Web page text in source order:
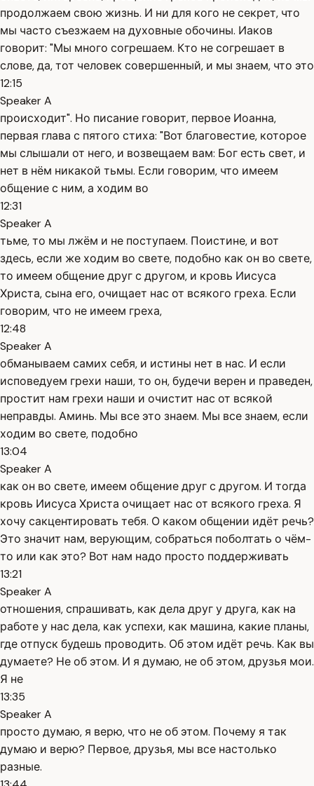
продолжаем свою жизнь. И ни для кого не секрет, что
мы часто съезжаем на духовные обочины. Иаков
говорит: "Мы много согрешаем. Кто не согрешает в
слове, да, тот человек совершенный, и мы знаем, что это
12:15
Speaker A
происходит". Но писание говорит, первое Иоанна,
первая глава с пятого стиха: "Вот благовестие, которое
мы слышали от него, и возвещаем вам: Бог есть свет, и
нет в нём никакой тьмы. Если говорим, что имеем
общение с ним, а ходим во
12:31
Speaker A
тьме, то мы лжём и не поступаем. Поистине, и вот
здесь, если же ходим во свете, подобно как он во свете,
то имеем общение друг с другом, и кровь Иисуса
Христа, сына его, очищает нас от всякого греха. Если
говорим, что не имеем греха,
12:48
Speaker A
обманываем самих себя, и истины нет в нас. И если
исповедуем грехи наши, то он, будечи верен и праведен,
простит нам грехи наши и очистит нас от всякой
неправды. Аминь. Мы все это знаем. Мы все знаем, если
ходим во свете, подобно
13:04
Speaker A
как он во свете, имеем общение друг с другом. И тогда
кровь Иисуса Христа очищает нас от всякого греха. Я
хочу сакцентировать тебя. О каком общении идёт речь?
Это значит нам, верующим, собраться поболтать о чём-
то или как это? Вот нам надо просто поддерживать
13:21
Speaker A
отношения, спрашивать, как дела друг у друга, как на
работе у нас дела, как успехи, как машина, какие планы,
где отпуск будешь проводить. Об этом идёт речь. Как вы
думаете? Не об этом. И я думаю, не об этом, друзья мои.
Я не
13:35
Speaker A
просто думаю, я верю, что не об этом. Почему я так
думаю и верю? Первое, друзья, мы все настолько
разные.